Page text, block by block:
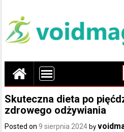
Skuteczna dieta po
zdrowego odżywiania
Posted on9 sierpnia 2024 by